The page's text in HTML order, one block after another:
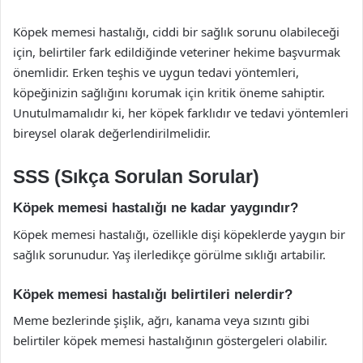
Köpek memesi hastalığı, ciddi bir sağlık sorunu olabileceği
için, belirtiler fark edildiğinde veteriner hekime başvurmak
önemlidir. Erken teşhis ve uygun tedavi yöntemleri,
köpeğinizin sağlığını korumak için kritik öneme sahiptir.
Unutulmamalıdır ki, her köpek farklıdır ve tedavi yöntemleri
bireysel olarak değerlendirilmelidir.
SSS (Sıkça Sorulan Sorular)
Köpek memesi hastalığı ne kadar yaygındır?
Köpek memesi hastalığı, özellikle dişi köpeklerde yaygın bir
sağlık sorunudur. Yaş ilerledikçe görülme sıklığı artabilir.
Köpek memesi hastalığı belirtileri nelerdir?
Meme bezlerinde şişlik, ağrı, kanama veya sızıntı gibi
belirtiler köpek memesi hastalığının göstergeleri olabilir.